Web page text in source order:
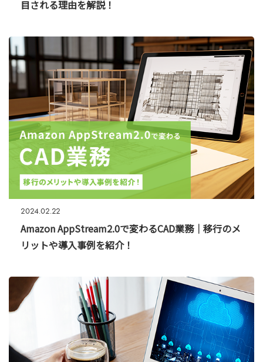
目される理由を解説！
2024.02.22
Amazon AppStream2.0で変わるCAD業務｜移行のメ
リットや導入事例を紹介！